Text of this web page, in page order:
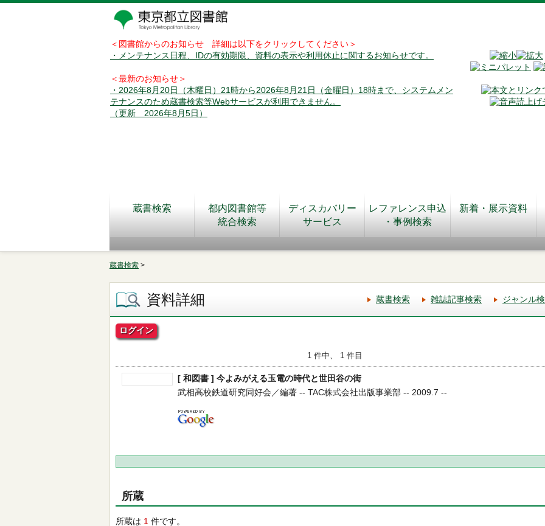
＜図書館からのお知らせ 詳細は以下をクリックしてください＞
・メンテナンス日程、IDの有効期限、資料の表示や利用休止に関するお知らせです。
＜最新のお知らせ＞
・2026年8月20日（木曜日）21時から2026年8月21日（金曜日）18時まで、システムメン
テナンスのため蔵書検索等Webサービスが利用できません。
（更新 2026年8月5日）
蔵書検索
都内図書館等
統合検索
ディスカバリー
サービス
レファレンス申込
・事例検索
新着・展示資料
蔵書検索 >
資料詳細 蔵書検索 雑誌記事検索 ジャンル
ログイン
1 件中、 1 件目
[ 和図書 ] 今よみがえる玉電の時代と世田谷の街
武相高校鉄道研究同好会／編著 -- TAC株式会社出版事業部 -- 2009.7 --
所蔵
所蔵は 1 件です。